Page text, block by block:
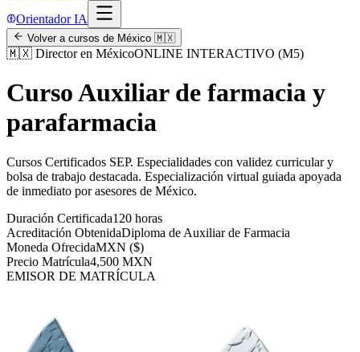
Orientador IA
Volver a cursos de México 🇲🇽
🇲🇽 Director en MéxicoONLINE INTERACTIVO (M5)
Curso Auxiliar de farmacia y
parafarmacia
Cursos Certificados SEP. Especialidades con validez curricular y
bolsa de trabajo destacada. Especialización virtual guiada apoyada
de inmediato por asesores de México.
Duración Certificada120 horas
Acreditación ObtenidaDiploma de Auxiliar de Farmacia
Moneda OfrecidaMXN ($)
Precio Matrícula4,500 MXN
EMISOR DE MATRÍCULA